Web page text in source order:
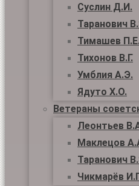
Суслин Д.И.
Таранович
Тимашев
Тихонов В.Г.
Умблия А.Э.
Ядуто Х.О.
Ветераны
Леонтьев
Маклецов
Таранович
Чикмарёв